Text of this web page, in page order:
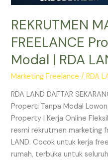
REKRUTMEN
FREELANCE
Modal | RDA
Marketing Freelance /RDA
RDA LAND DAFTAR
Properti Tanpa Modal
Property | Kerja Online
resmi rekrutmen marketing
LAND. Cocok untuk kerja
rumah, terbuka untuk